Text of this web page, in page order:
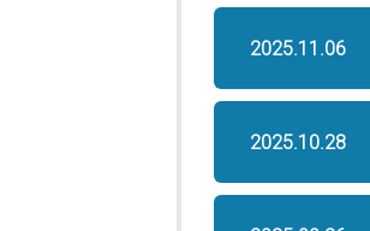
2025.11.06
2025.10.28